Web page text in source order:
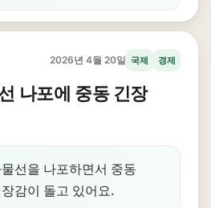
2026년 4월 20일 국제 경제
나포에 중동 긴장
선을 나포하면서 중동
감이 돌고 있어요.